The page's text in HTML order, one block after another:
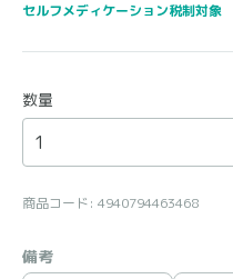
セルフメディケーション税制対象
数量
商品コード: 4940794463468
備考